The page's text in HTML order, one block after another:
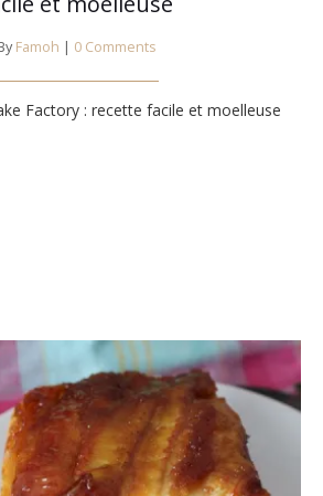
Famoh | 0 Comments
Factory : recette facile et moelleuse